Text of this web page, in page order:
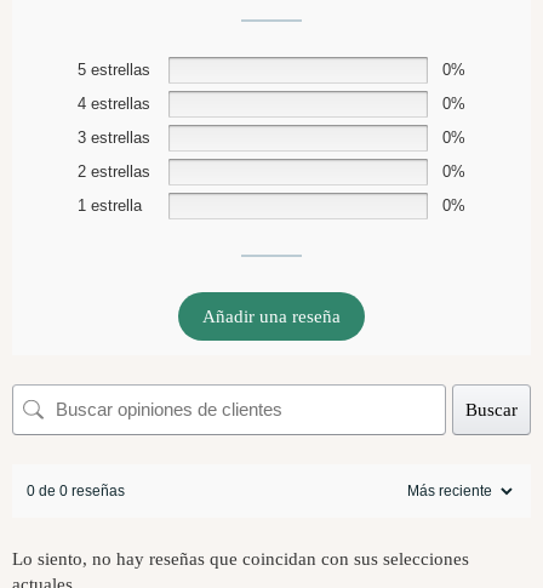
5 estrellas
0%
4 estrellas
0%
3 estrellas
0%
2 estrellas
0%
1 estrella
0%
Añadir una reseña
Buscar
0 de 0 reseñas
Lo siento, no hay reseñas que coincidan con sus selecciones
actuales